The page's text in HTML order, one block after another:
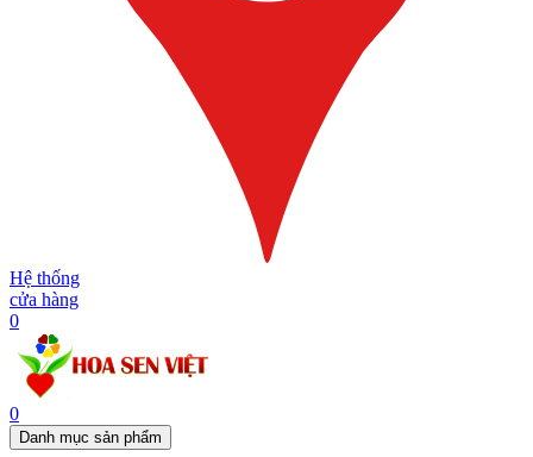
Hệ thống
cửa hàng
0
0
Danh mục sản phẩm